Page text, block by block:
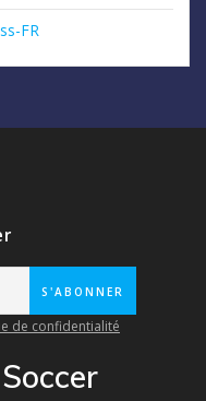
FR
de confidentialité